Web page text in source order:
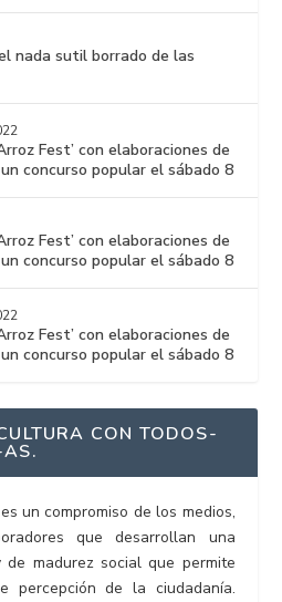
nada sutil borrado de las
Fest’ con elaboraciones de
concurso popular el sábado 8
Fest’ con elaboraciones de
concurso popular el sábado 8
Fest’ con elaboraciones de
concurso popular el sábado 8
CON TODOS-
un compromiso de los medios,
que desarrollan una
madurez social que permite
percepción de la ciudadanía.